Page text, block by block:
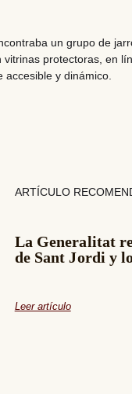
un grupo de
vitrinas protectoras , en
accesible y dinámico.
ARTÍCULO
La Generalitat
de Sant Jordi y
Leer artículo